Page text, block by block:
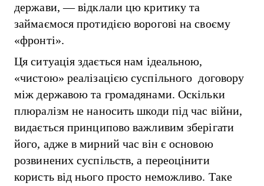
держави, — відклали цю критику та
займаємося протидією ворогові на своєму
«фронті».
Ця ситуація здається нам ідеальною,
«чистою» реалізацією суспільного договору
між державою та громадянами. Оскільки
плюралізм не наносить шкоди під час війни,
видається принципово важливим зберігати
його, адже в мирний час він є основою
розвинених суспільств, а переоцінити
користь від нього просто неможливо. Таке